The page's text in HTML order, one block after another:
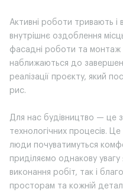
Активні роботи тривають і
внутрішнє оздоблення
фасадні роботи та монтаж
наближаються до
реалізації проєкту, який
рис.
Для нас будівництво — це
технологічних процесів.
люди почуватимуться
приділяємо однакову увагу
виконання робіт, так і
просторам та кожній